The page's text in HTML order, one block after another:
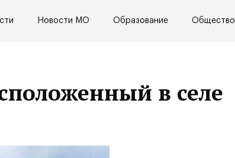
Новости МО Образование Общество
в селе